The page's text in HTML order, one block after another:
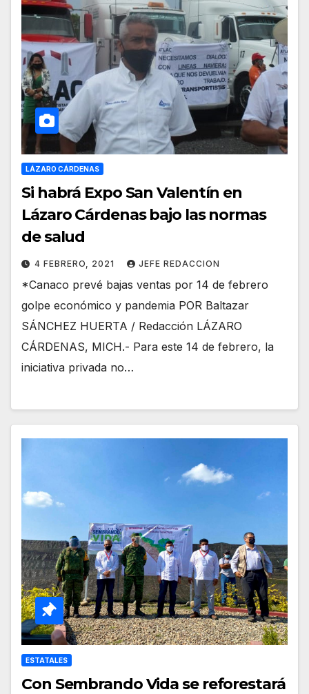
LÁZARO CÁRDENAS
Si habrá Expo San Valentín en
Lázaro Cárdenas bajo las normas
de salud
4 FEBRERO, 2021 JEFE REDACCION
*Canaco prevé bajas ventas por 14 de febrero
golpe económico y pandemia POR Baltazar
SÁNCHEZ HUERTA / Redacción LÁZARO
CÁRDENAS, MICH.- Para este 14 de febrero, la
iniciativa privada no…
ESTATALES
Con Sembrando Vida se reforestará